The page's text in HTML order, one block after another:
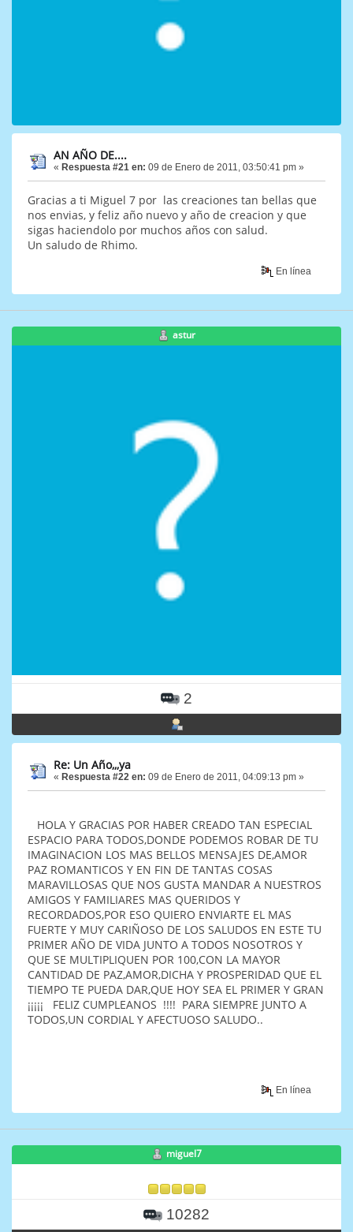
AN AÑO DE....
« Respuesta #21 en: 09 de Enero de 2011, 03:50:41 pm »
Gracias a ti Miguel 7 por las creaciones tan bellas que
nos envias, y feliz año nuevo y año de creacion y que
sigas haciendolo por muchos años con salud.
Un saludo de Rhimo.
En línea
astur
2
Re: Un Año,,,ya
« Respuesta #22 en: 09 de Enero de 2011, 04:09:13 pm »
HOLA Y GRACIAS POR HABER CREADO TAN ESPECIAL
ESPACIO PARA TODOS,DONDE PODEMOS ROBAR DE TU
IMAGINACION LOS MAS BELLOS MENSAJES DE,AMOR
PAZ ROMANTICOS Y EN FIN DE TANTAS COSAS
MARAVILLOSAS QUE NOS GUSTA MANDAR A NUESTROS
AMIGOS Y FAMILIARES MAS QUERIDOS Y
RECORDADOS,POR ESO QUIERO ENVIARTE EL MAS
FUERTE Y MUY CARIÑOSO DE LOS SALUDOS EN ESTE TU
PRIMER AÑO DE VIDA JUNTO A TODOS NOSOTROS Y
QUE SE MULTIPLIQUEN POR 100,CON LA MAYOR
CANTIDAD DE PAZ,AMOR,DICHA Y PROSPERIDAD QUE EL
TIEMPO TE PUEDA DAR,QUE HOY SEA EL PRIMER Y GRAN
¡¡¡¡¡ FELIZ CUMPLEANOS !!!! PARA SIEMPRE JUNTO A
TODOS,UN CORDIAL Y AFECTUOSO SALUDO..
En línea
miguel7
10282